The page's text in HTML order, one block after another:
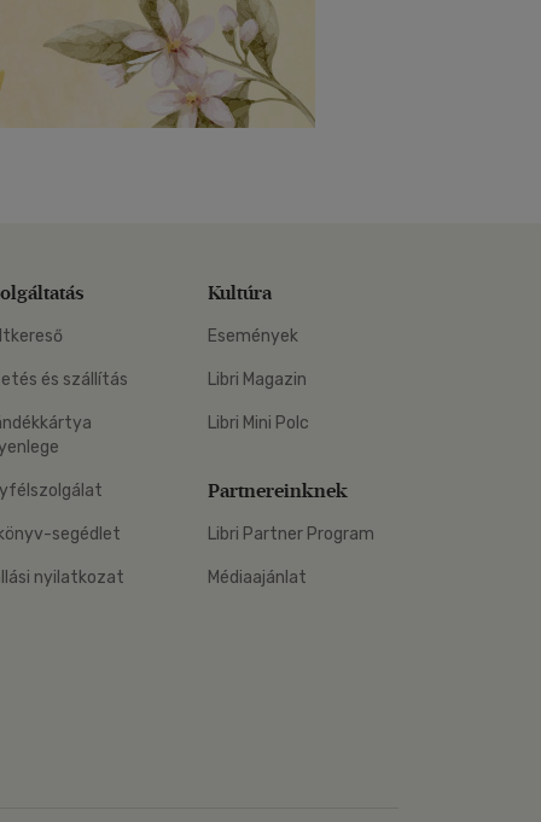
és szállítás
segédlet
nyilatkozat
Kultúra
Események
Libri Magazin
Libri Mini Polc
Partnereinknek
Libri Partner Program
Médiaajánlat